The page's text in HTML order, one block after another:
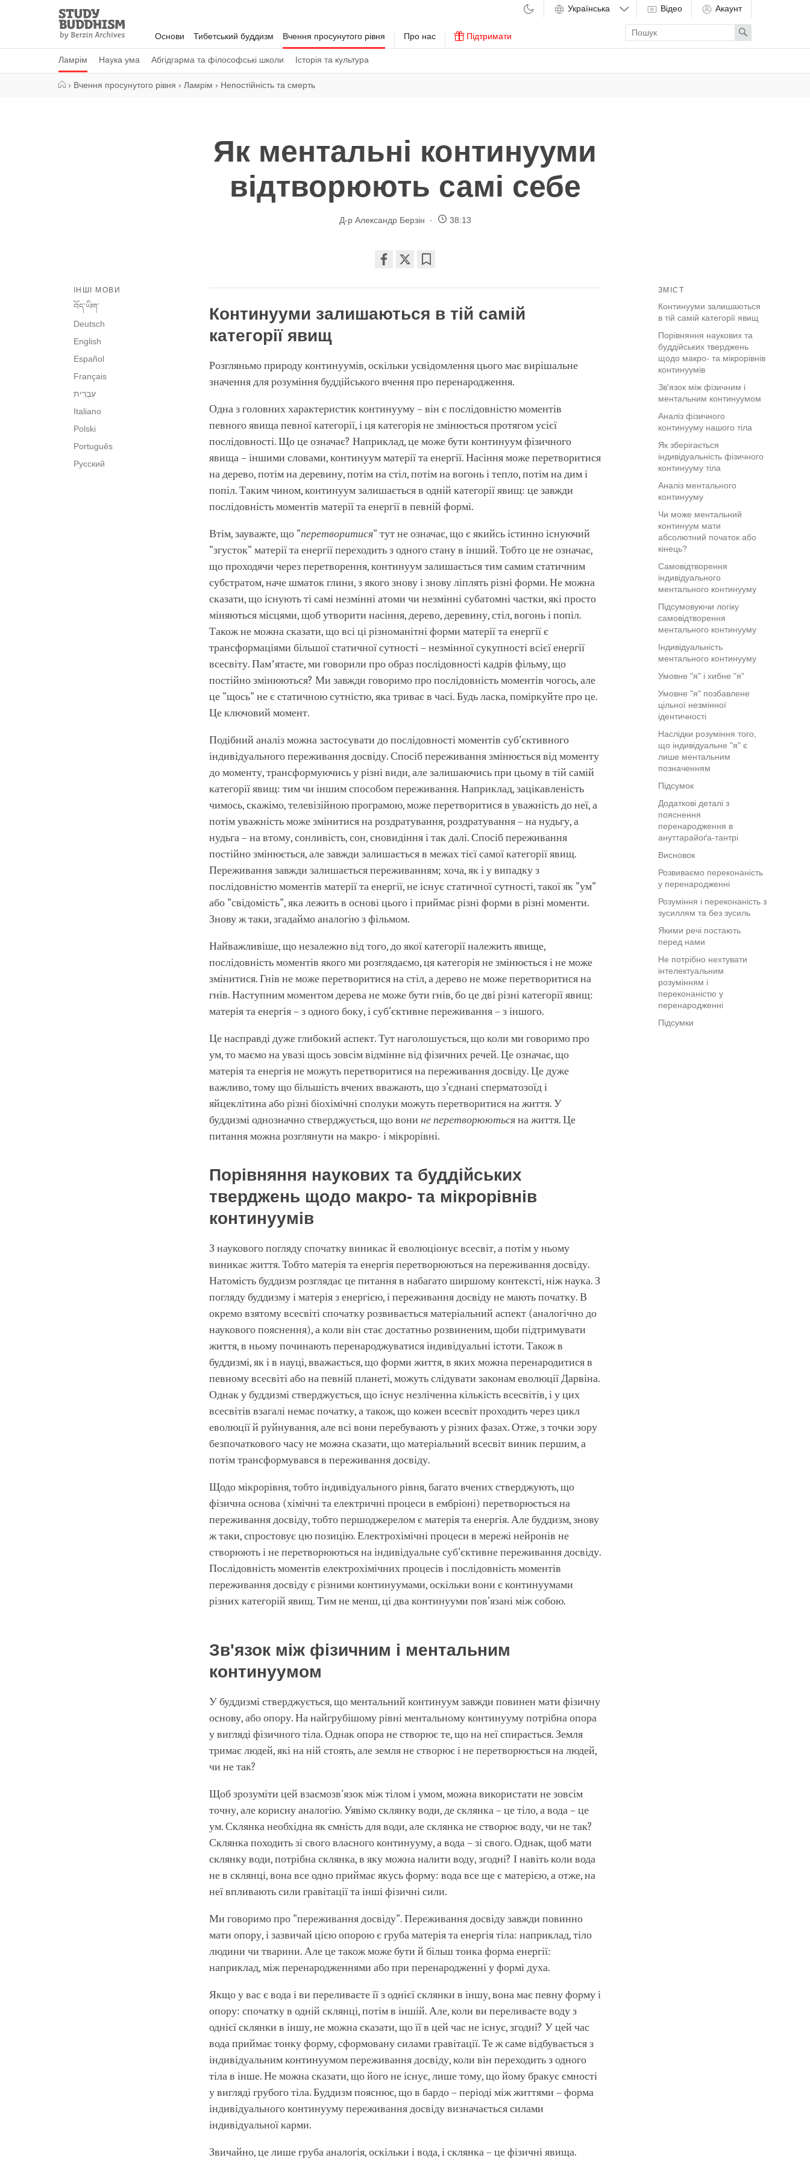
Study
Buddhism
Home
Основи Тибетський буддизм Вчення просунутого рівня
Ламрім Наука ума Абгідгарма та філософські школи Історія та культура
Про нас Підтримати
Відео Акаунт
Enter
search
term
Search
› Вчення просунутого рівня › Ламрім › Непостійність та смерть
Як ментальні континууми
відтворюють самі себе
Д-р Александр Берзін 38:13
on
facebook
ЗМІСТ
Континууми залишаються
в тій самій категорії явищ
Порівняння наукових та
буддійських тверджень
щодо макро- та мікрорівнів
континуумів
Зв'язок між фізичним і
ментальним континуумом
Аналіз фізичного
континууму нашого тіла
Як зберігається
індивідуальність фізичного
континууму тіла
Аналіз ментального
континууму
Чи може ментальний
континуум мати
абсолютний початок або
кінець?
Самовідтворення
індивідуального
ментального континууму
Підсумовуючи логіку
самовідтворення
ментального континууму
Індивідуальність
ментального континууму
Умовне "я" і хибне "я"
Умовне "я" позбавлене
цільної незмінної
ідентичності
Наслідки розуміння того,
що індивідуальне "я" є
лише ментальним
позначенням
Підсумок
Додаткові деталі з
пояснення
перенародження в
ануттарайоґа-тантрі
Висновок
Розвиваємо переконаність
у перенародженні
Розуміння і переконаність з
зусиллям та без зусиль
Якими речі постають
перед нами
Не потрібно нехтувати
інтелектуальним
розумінням і
переконаністю у
перенародженні
Підсумки
ІНШІ МОВИ
བོད་ཡིག་
Deutsch
English
Español
Français
Italiano
Polski
Português
Русский
Континууми залишаються в тій самій
категорії явищ
Розгляньмо природу континуумів, оскільки усвідомлення цього має вирішальне
значення для розуміння буддійського вчення про перенародження.
Одна з головних характеристик континууму – він є послідовністю моментів
певного явища певної категорії, і ця категорія не змінюється протягом усієї
послідовності. Що це означає? Наприклад, це може бути континуум фізичного
явища – іншими словами, континуум матерії та енергії. Насіння може перетворитися
на дерево, потім на деревину, потім на стіл, потім на вогонь і тепло, потім на дим і
попіл. Таким чином, континуум залишається в одній категорії явищ: це завжди
послідовність моментів матерії та енергії в певній формі.
Втім, зауважте, що "перетворитися" тут не означає, що є якийсь істинно існуючий
"згусток" матерії та енергії переходить з одного стану в інший. Тобто це не означає,
що проходячи через перетворення, континуум залишається тим самим статичним
субстратом, наче шматок глини, з якого знову і знову ліплять різні форми. Не можна
сказати, що існують ті самі незмінні атоми чи незмінні субатомні частки, які просто
міняються місцями, щоб утворити насіння, дерево, деревину, стіл, вогонь і попіл.
Також не можна сказати, що всі ці різноманітні форми матерії та енергії є
трансформаціями більшої статичної сутності – незмінної сукупності всієї енергії
всесвіту. Памʼятаєте, ми говорили про образ послідовності кадрів фільму, що
постійно змінюються? Ми завжди говоримо про послідовність моментів чогось, але
це "щось" не є статичною сутністю, яка триває в часі. Будь ласка, поміркуйте про це.
Це ключовий момент.
Подібний аналіз можна застосувати до послідовності моментів суб'єктивного
індивідуального переживання досвіду. Спосіб переживання змінюється від моменту
до моменту, трансформуючись у різні види, але залишаючись при цьому в тій самій
категорії явищ: тим чи іншим способом переживання. Наприклад, зацікавленість
чимось, скажімо, телевізійною програмою, може перетворитися в уважність до неї, а
потім уважність може змінитися на роздратування, роздратування – на нудьгу, а
нудьга – на втому, сонливість, сон, сновидіння і так далі. Спосіб переживання
постійно змінюється, але завжди залишається в межах тієї самої категорії явищ.
Переживання завжди залишається переживанням; хоча, як і у випадку з
послідовністю моментів матерії та енергії, не існує статичної сутності, такої як "ум"
або "свідомість", яка лежить в основі цього і приймає різні форми в різні моменти.
Знову ж таки, згадаймо аналогію з фільмом.
Найважливіше, що незалежно від того, до якої категорії належить явище,
послідовність моментів якого ми розглядаємо, ця категорія не змінюється і не може
змінитися. Гнів не може перетворитися на стіл, а дерево не може перетворитися на
гнів. Наступним моментом дерева не може бути гнів, бо це дві різні категорії явищ:
матерія та енергія – з одного боку, і суб'єктивне переживання – з іншого.
Це насправді дуже глибокий аспект. Тут наголошується, що коли ми говоримо про
ум, то маємо на увазі щось зовсім відмінне від фізичних речей. Це означає, що
матерія та енергія не можуть перетворитися на переживання досвіду. Це дуже
важливо, тому що більшість вчених вважають, що з’єднані сперматозоїд і
яйцеклітина або різні біохімічні сполуки можуть перетворитися на життя. У
буддизмі однозначно стверджується, що вони не перетворюютьсяна життя. Це
питання можна розглянути на макро- і мікрорівні.
Порівняння наукових та буддійських
тверджень щодо макро- та мікрорівнів
континуумів
З наукового погляду спочатку виникає й еволюціонує всесвіт, а потім у ньому
виникає життя. Тобто матерія та енергія перетворюються на переживання досвіду.
Натомість буддизм розглядає це питання в набагато ширшому контексті, ніж наука. З
погляду буддизму і матерія з енергією, і переживання досвіду не мають початку. В
окремо взятому всесвіті спочатку розвивається матеріальний аспект (аналогічно до
наукового пояснення), а коли він стає достатньо розвиненим, щоби підтримувати
життя, в ньому починають перенароджуватися індивідуальні істоти. Також в
буддизмі, як і в науці, вважається, що форми життя, в яких можна перенародитися в
певному всесвіті або на певній планеті, можуть слідувати законам еволюції Дарвіна.
Однак у буддизмі стверджується, що існує незліченна кількість всесвітів, і у цих
всесвітів взагалі немає початку, а також, що кожен всесвіт проходить через цикл
еволюції й руйнування, але всі вони перебувають у різних фазах. Отже, з точки зору
безпочаткового часу не можна сказати, що матеріальний всесвіт виник першим, а
потім трансформувався в переживання досвіду.
Щодо мікрорівня, тобто індивідуального рівня, багато вчених стверджують, що
фізична основа (хімічні та електричні процеси в ембріоні) перетворюється на
переживання досвіду, тобто першоджерелом є матерія та енергія. Але буддизм, знову
ж таки, спростовує цю позицію. Електрохімічні процеси в мережі нейронів не
створюють і не перетворюються на індивідуальне суб'єктивне переживання досвіду.
Послідовність моментів електрохімічних процесів і послідовність моментів
переживання досвіду є різними континуумами, оскільки вони є континуумами
різних категорій явищ. Тим не менш, ці два континууми пов'язані між собою.
Зв'язок між фізичним і ментальним
континуумом
У буддизмі стверджується, що ментальний континуум завжди повинен мати фізичну
основу, або опору. На найгрубішому рівні ментальному континууму потрібна опора
у вигляді фізичного тіла. Однак опора не створює те, що на неї спирається. Земля
тримає людей, які на ній стоять, але земля не створює і не перетворюється на людей,
чи не так?
Щоб зрозуміти цей взаємозв'язок між тілом і умом, можна використати не зовсім
точну, але корисну аналогію. Уявімо склянку води, де склянка – це тіло, а вода – це
ум. Склянка необхідна як ємність для води, але склянка не створює воду, чи не так?
Склянка походить зі свого власного континууму, а вода – зі свого. Однак, щоб мати
склянку води, потрібна склянка, в яку можна налити воду, згодні? І навіть коли вода
не в склянці, вона все одно приймає якусь форму: вода все ще є матерією, а отже, на
неї впливають сили гравітації та інші фізичні сили.
Ми говоримо про "переживання досвіду". Переживання досвіду завжди повинно
мати опору, і зазвичай цією опорою є груба матерія та енергія тіла: наприклад, тіло
людини чи тварини. Але це також може бути й більш тонка форма енергії:
наприклад, між перенародженнями або при перенародженні у формі духа.
Якщо у вас є вода і ви переливаєте її з однієї склянки в іншу, вона має певну форму і
опору: спочатку в одній склянці, потім в іншій. Але, коли ви переливаєте воду з
однієї склянки в іншу, не можна сказати, що її в цей час не існує, згодні? У цей час
вода приймає тонку форму, сформовану силами гравітації. Те ж саме відбувається з
індивідуальним континуумом переживання досвіду, коли він переходить з одного
тіла в інше. Не можна сказати, що його не існує, лише тому, що йому бракує ємності
у вигляді грубого тіла. Буддизм пояснює, що в бардо – періоді між життями – форма
індивідуального континууму переживання досвіду визначається силами
індивідуальної карми.
Звичайно, це лише груба аналогія, оскільки і вода, і склянка – це фізичні явища.